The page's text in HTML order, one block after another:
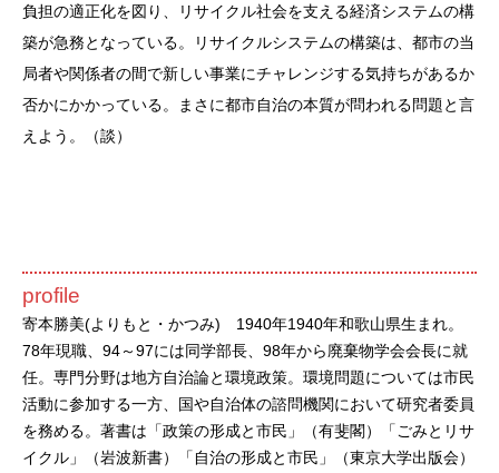
負担の適正化を図り、リサイクル社会を支える経済システムの構
築が急務となっている。リサイクルシステムの構築は、都市の当
局者や関係者の間で新しい事業にチャレンジする気持ちがあるか
否かにかかっている。まさに都市自治の本質が問われる問題と言
えよう。（談）
profile
寄本勝美(よりもと・かつみ) 1940年1940年和歌山県生まれ。
78年現職、94～97には同学部長、98年から廃棄物学会会長に就
任。専門分野は地方自治論と環境政策。環境問題については市民
活動に参加する一方、国や自治体の諮問機関において研究者委員
を務める。著書は「政策の形成と市民」（有斐閣）「ごみとリサ
イクル」（岩波新書）「自治の形成と市民」（東京大学出版会）